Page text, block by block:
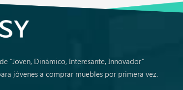
“Joven, Dinámico, Interesante, Innovador”
jóvenes a comprar muebles por primera vez.